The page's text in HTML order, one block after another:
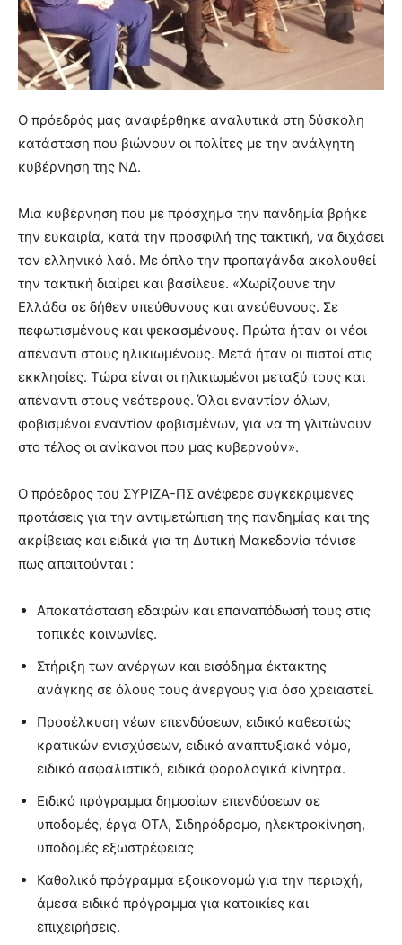
Ο πρόεδρός μας αναφέρθηκε αναλυτικά στη δύσκολη
κατάσταση που βιώνουν οι πολίτες με την ανάλγητη
κυβέρνηση της ΝΔ.
Μια κυβέρνηση που με πρόσχημα την πανδημία βρήκε
την ευκαιρία, κατά την προσφιλή της τακτική, να διχάσει
τον ελληνικό λαό. Με όπλο την προπαγάνδα ακολουθεί
την τακτική διαίρει και βασίλευε. «Χωρίζουνε την
Ελλάδα σε δήθεν υπεύθυνους και ανεύθυνους. Σε
πεφωτισμένους και ψεκασμένους. Πρώτα ήταν οι νέοι
απέναντι στους ηλικιωμένους. Μετά ήταν οι πιστοί στις
εκκλησίες. Τώρα είναι οι ηλικιωμένοι μεταξύ τους και
απέναντι στους νεότερους. Όλοι εναντίον όλων,
φοβισμένοι εναντίον φοβισμένων, για να τη γλιτώνουν
στο τέλος οι ανίκανοι που μας κυβερνούν».
Ο πρόεδρος του ΣΥΡΙΖΑ-ΠΣ ανέφερε συγκεκριμένες
προτάσεις για την αντιμετώπιση της πανδημίας και της
ακρίβειας και ειδικά για τη Δυτική Μακεδονία τόνισε
πως απαιτούνται :
Αποκατάσταση εδαφών και επαναπόδωσή τους στις
τοπικές κοινωνίες.
Στήριξη των ανέργων και εισόδημα έκτακτης
ανάγκης σε όλους τους άνεργους για όσο χρειαστεί.
Προσέλκυση νέων επενδύσεων, ειδικό καθεστώς
κρατικών ενισχύσεων, ειδικό αναπτυξιακό νόμο,
ειδικό ασφαλιστικό, ειδικά φορολογικά κίνητρα.
Ειδικό πρόγραμμα δημοσίων επενδύσεων σε
υποδομές, έργα ΟΤΑ, Σιδηρόδρομο, ηλεκτροκίνηση,
υποδομές εξωστρέφειας
Καθολικό πρόγραμμα εξοικονομώ για την περιοχή,
άμεσα ειδικό πρόγραμμα για κατοικίες και
επιχειρήσεις.